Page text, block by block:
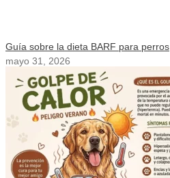
Guía sobre la dieta BARF para perros
mayo 31, 2026